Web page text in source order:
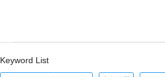
Keyword List